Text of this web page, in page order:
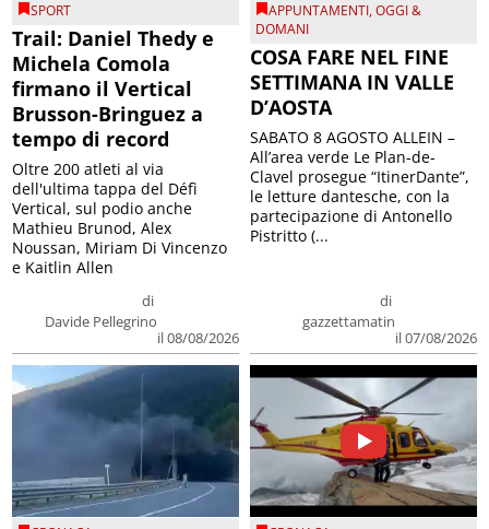
SPORT
Trail: Daniel Thedy e
Michela Comola
firmano il Vertical
Brusson-Bringuez a
tempo di record
di
Davide Pellegrino
il 08/08/2026
Oltre 200 atleti al via
dell'ultima tappa del Défì
Vertical, sul podio anche
Mathieu Brunod, Alex
Noussan, Miriam Di Vincenzo
e Kaitlin Allen
APPUNTAMENTI,OGGI &
DOMANI
COSA FARE NEL FINE
SETTIMANA IN VALLE
D’AOSTA
di
gazzettamatin
il 07/08/2026
SABATO 8 AGOSTO ALLEIN –
All’area verde Le Plan-de-
Clavel prosegue “ItinerDante”,
le letture dantesche, con la
partecipazione di Antonello
Pistritto (...